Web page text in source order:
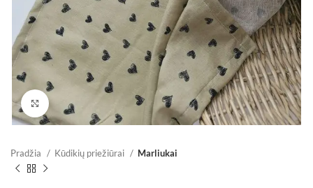
Padidinti
Pradžia Kūdikių priežiūrai Marliukai